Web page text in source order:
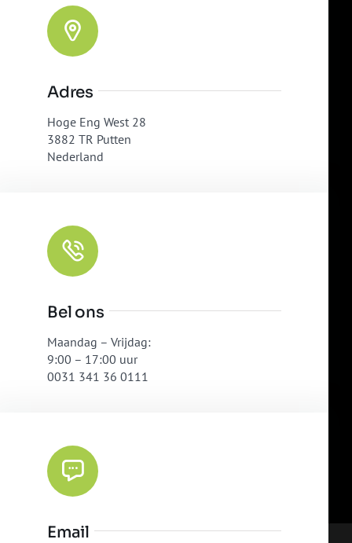
Adres
Hoge Eng West 28
3882 TR Putten
Nederland
Bel ons
Maandag – Vrijdag:
9:00 – 17:00 uur
0031 341 36 0111
Email